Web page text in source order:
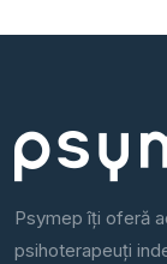
Psymep îți oferă
psihoterapeuți